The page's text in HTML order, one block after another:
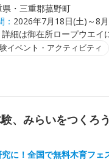
県・三重郡菰野町
： 2026年7月18日(土)～8
細は御在所ロープウエイ
イベント・アクティビティ
、みらいをつくろ
究に！全国で無料木育フェ